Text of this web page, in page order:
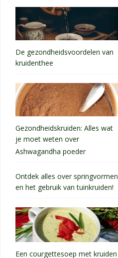
De gezondheidsvoordelen van
kruidenthee
Gezondheidskruiden: Alles wat
je moet weten over
Ashwagandha poeder
Ontdek alles over springvormen
en het gebruik van tuinkruiden!
Een courgettesoep met kruiden